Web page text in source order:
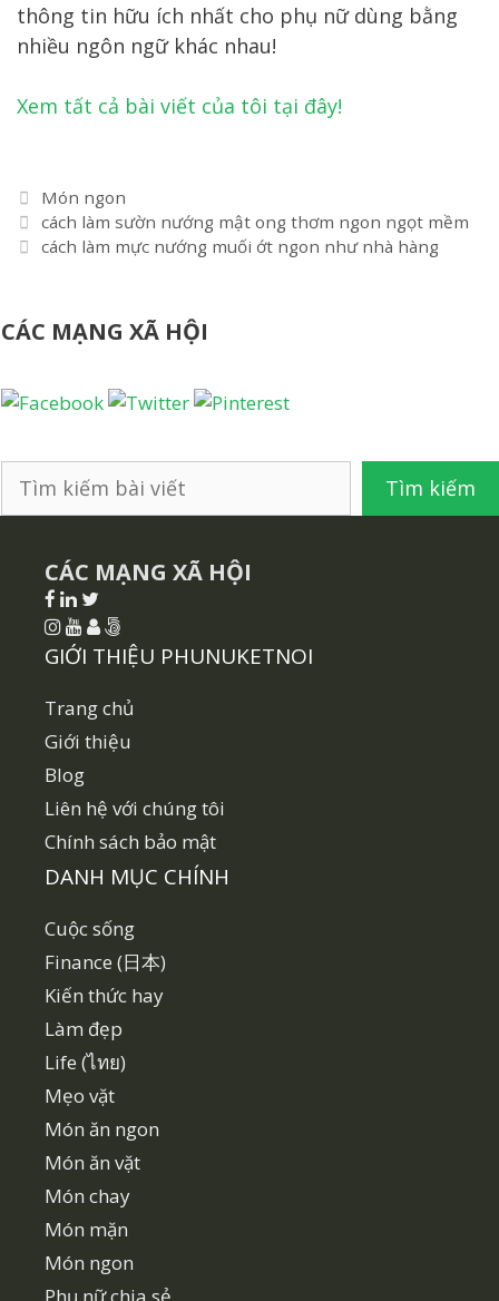
thông tin hữu ích nhất cho phụ nữ dùng bằng
nhiều ngôn ngữ khác nhau!
Xem tất cả bài viết của tôi tại đây!
Danh
mục
Món ngon
Điều
hướng
cách làm sườn nướng mật ong thơm ngon ngọt mềm
cách làm mực nướng muối ớt ngon như nhà hàng
CÁC MẠNG XÃ HỘI
Tìm
kiếm
Tìm kiếm
CÁC MẠNG XÃ HỘI
GIỚI THIỆU PHUNUKETNOI
Trang chủ
Giới thiệu
Blog
Liên hệ với chúng tôi
Chính sách bảo mật
DANH MỤC CHÍNH
Cuộc sống
Finance (日本)
Kiến thức hay
Làm đẹp
Life (ไทย)
Mẹo vặt
Món ăn ngon
Món ăn vặt
Món chay
Món mặn
Món ngon